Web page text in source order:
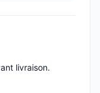
livraison.